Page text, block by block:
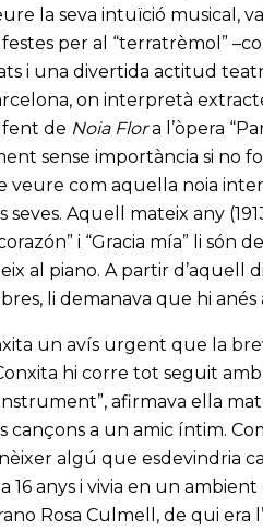
la seva intuïció musical,
festes per al “terratrèmol”
i una divertida actitud
on interpretà
fent de Noia Flora l’òpera
sense importància si no
veure com aquella noia
seves. Aquell mateix any
i “Gracia mía” li són
al piano. A partir d’aquell
li demanava que hi anés
un avís urgent que la
hi corre tot seguit
afirmava ella
cançons a un amic íntim.
algú que esdevindria
anys i vivia en un
Rosa Culmell, de qui era